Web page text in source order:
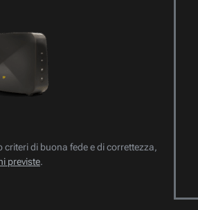
criteri di buona fede e di correttezza,
previste.